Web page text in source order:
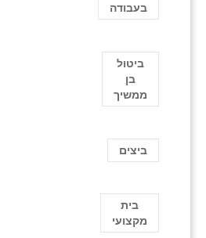
בעבודה
ביטול
בן
ממשיך
ביצים
בית
מקצועי